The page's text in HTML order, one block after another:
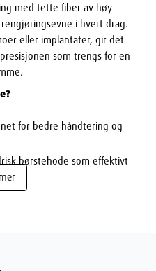
med tette fiber av høy
i hvert drag.
eller implantater, gir det
som trengs for en
for bedre håndtering og
børstehode som effektivt